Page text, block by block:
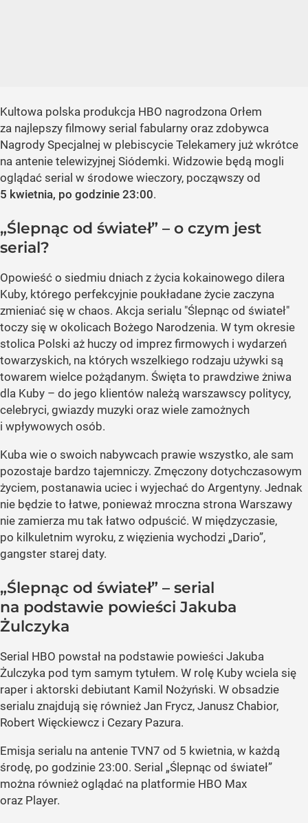
Kultowa polska produkcja HBO nagrodzona Orłem
za najlepszy filmowy serial fabularny oraz zdobywca
Nagrody Specjalnej w plebiscycie Telekamery już wkrótce
na antenie telewizyjnej Siódemki. Widzowie będą mogli
oglądać serial w środowe wieczory, począwszy od
5 kwietnia, po godzinie 23:00.
„Ślepnąc od świateł” – o czym jest
serial?
Opowieść o siedmiu dniach z życia kokainowego dilera
Kuby, którego perfekcyjnie poukładane życie zaczyna
zmieniać się w chaos. Akcja serialu "Ślepnąc od świateł"
toczy się w okolicach Bożego Narodzenia. W tym okresie
stolica Polski aż huczy od imprez firmowych i wydarzeń
towarzyskich, na których wszelkiego rodzaju używki są
towarem wielce pożądanym. Święta to prawdziwe żniwa
dla Kuby – do jego klientów należą warszawscy politycy,
celebryci, gwiazdy muzyki oraz wiele zamożnych
i wpływowych osób.
Kuba wie o swoich nabywcach prawie wszystko, ale sam
pozostaje bardzo tajemniczy. Zmęczony dotychczasowym
życiem, postanawia uciec i wyjechać do Argentyny. Jednak
nie będzie to łatwe, ponieważ mroczna strona Warszawy
nie zamierza mu tak łatwo odpuścić. W międzyczasie,
po kilkuletnim wyroku, z więzienia wychodzi „Dario”,
gangster starej daty.
„Ślepnąc od świateł” – serial
na podstawie powieści Jakuba
Żulczyka
Serial HBO powstał na podstawie powieści Jakuba
Żulczyka pod tym samym tytułem. W rolę Kuby wciela się
raper i aktorski debiutant Kamil Nożyński. W obsadzie
serialu znajdują się również Jan Frycz, Janusz Chabior,
Robert Więckiewcz i Cezary Pazura.
Emisja serialu na antenie TVN7 od 5 kwietnia, w każdą
środę, po godzinie 23:00. Serial „Ślepnąc od świateł”
można również oglądać na platformie HBO Max
oraz Player.